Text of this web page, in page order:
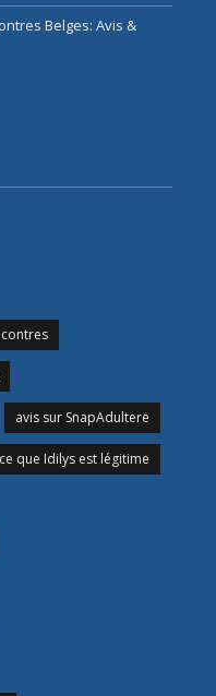
Belges: Avis &
avis sur SnapAdultere
que Idilys est légitime